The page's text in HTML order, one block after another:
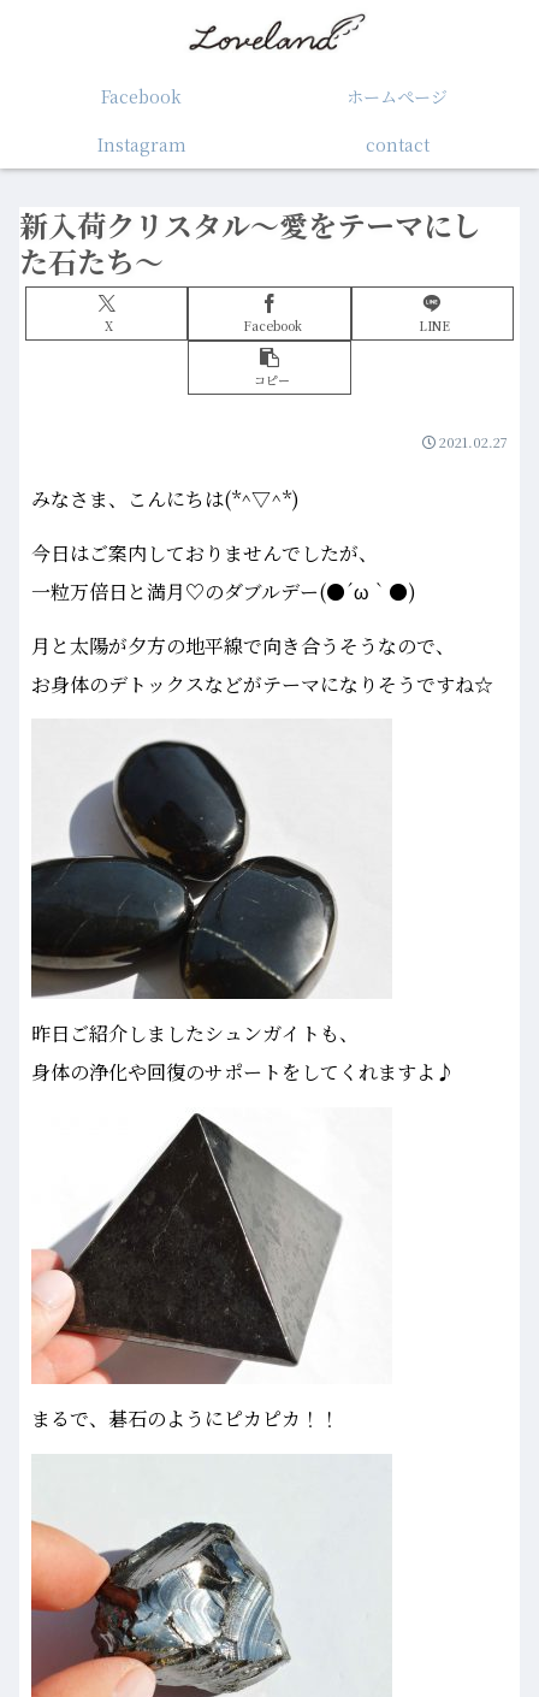
Facebook
ホームぺージ
Instagram
contact
新入荷クリスタル～愛をテーマにし
た石たち～
X Facebook LINE
コピー
2021.02.27
みなさま、こんにちは(*^▽^*)
今日はご案内しておりませんでしたが、
一粒万倍日と満月♡のダブルデー(●´ω｀●)
月と太陽が夕方の地平線で向き合うそうなので、
お身体のデトックスなどがテーマになりそうですね☆
昨日ご紹介しましたシュンガイトも、
身体の浄化や回復のサポートをしてくれますよ♪
まるで、碁石のようにピカピカ！！